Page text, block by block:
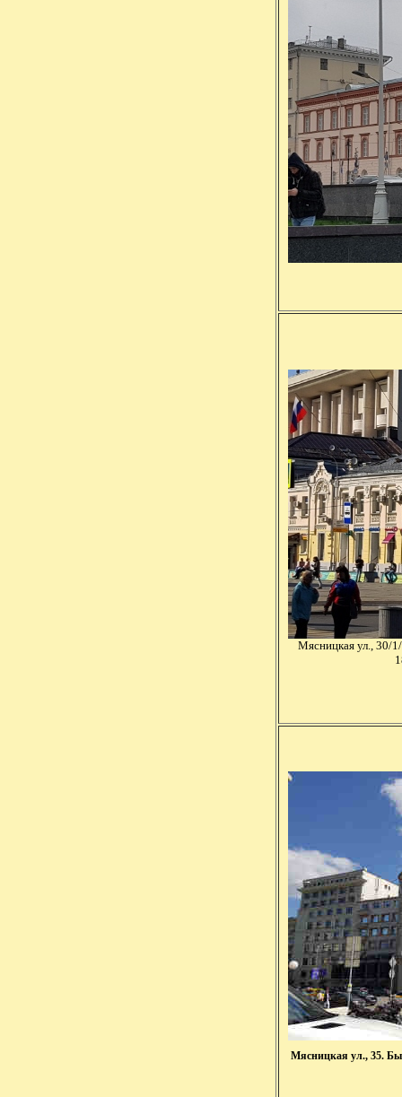
Мясницкая ул., 30/
Мясницкая ул., 35.